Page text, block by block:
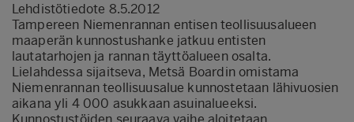
Lehdistötiedote 8.5.2012
Tampereen Niemenrannan entisen teollisuusalueen
maaperän kunnostushanke jatkuu entisten
lautatarhojen ja rannan täyttöalueen osalta.
Lielahdessa sijaitseva, Metsä Boardin omistama
Niemenrannan teollisuusalue kunnostetaan lähivuosien
aikana yli 4 000 asukkaan asuinalueeksi.
Kunnostustöiden seuraava vaihe aloitetaan